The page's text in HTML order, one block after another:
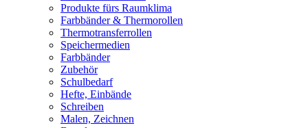
Produkte fürs Raumklima
Farbbänder & Thermorollen
Thermotransferrollen
Speichermedien
Farbbänder
Zubehör
Schulbedarf
Hefte, Einbände
Schreiben
Malen, Zeichnen